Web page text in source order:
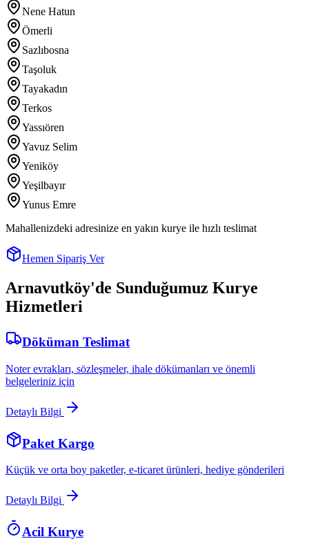
Nene Hatun
Ömerli
Sazlıbosna
Taşoluk
Tayakadın
Terkos
Yassıören
Yavuz Selim
Yeniköy
Yeşilbayır
Yunus Emre
Mahallenizdeki adresinize en yakın kurye ile hızlı teslimat
Hemen Sipariş Ver
Arnavutköy'de Sunduğumuz Kurye
Hizmetleri
Döküman Teslimat
Noter evrakları, sözleşmeler, ihale dökümanları ve önemli
belgeleriniz için
Detaylı Bilgi
Paket Kargo
Küçük ve orta boy paketler, e-ticaret ürünleri, hediye gönderileri
Detaylı Bilgi
Acil Kurye